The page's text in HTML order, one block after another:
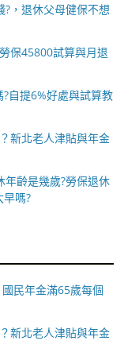
，退休父母健保不想
保45800試算與月退
自提6%好處與試算教
新北老人津貼與年金
齡是幾歲?勞保退休
嗎?
民年金滿65歲每個
新北老人津貼與年金